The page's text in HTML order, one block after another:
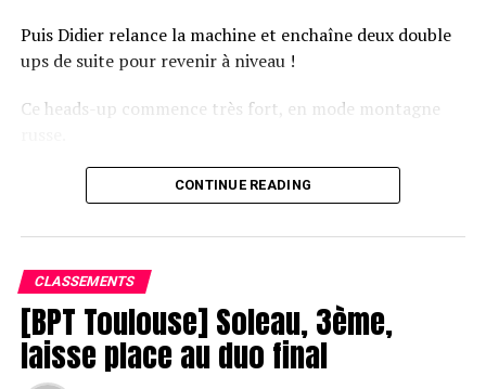
Puis Didier relance la machine et enchaîne deux double
ups de suite pour revenir à niveau !
Ce heads-up commence très fort, en mode montagne
Le champagne va réchauffer si les deux finalistes ne se décident pas !
CONTINUE READING
CLASSEMENTS
[BPT Toulouse] Soleau, 3ème,
laisse place au duo final